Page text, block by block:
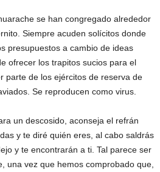
se han congregado alrededor
Siempre acuden solícitos donde
presupuestos a cambio de ideas
ofrecer los trapitos sucios para el
parte de los ejércitos de reserva de
Se reproducen como virus.
un descosido, aconseja el refrán
y te diré quién eres, al cabo saldrás
y te encontrarán a ti.‎ Tal parece ser
una vez que hemos comprobado que,